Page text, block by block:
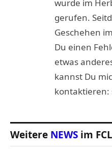
wurde im
gerufen.
Geschehen
Du einen
etwas
kannst Du
kontaktieren:
Weitere NEWS im